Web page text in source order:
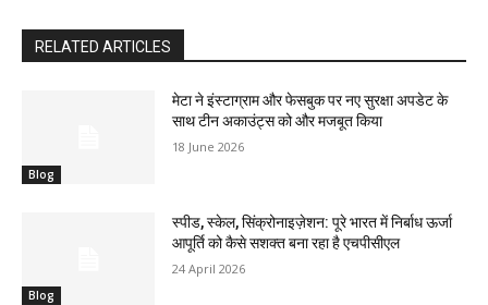
RELATED ARTICLES
Blog
मेटा ने इंस्टाग्राम और फेसबुक पर नए सुरक्षा अपडेट के
साथ टीन अकाउंट्स को और मजबूत किया
18 June 2026
Blog
स्पीड, स्केल, सिंक्रोनाइज़ेशन: पूरे भारत में निर्बाध ऊर्जा
आपूर्ति को कैसे सशक्त बना रहा है एचपीसीएल
24 April 2026